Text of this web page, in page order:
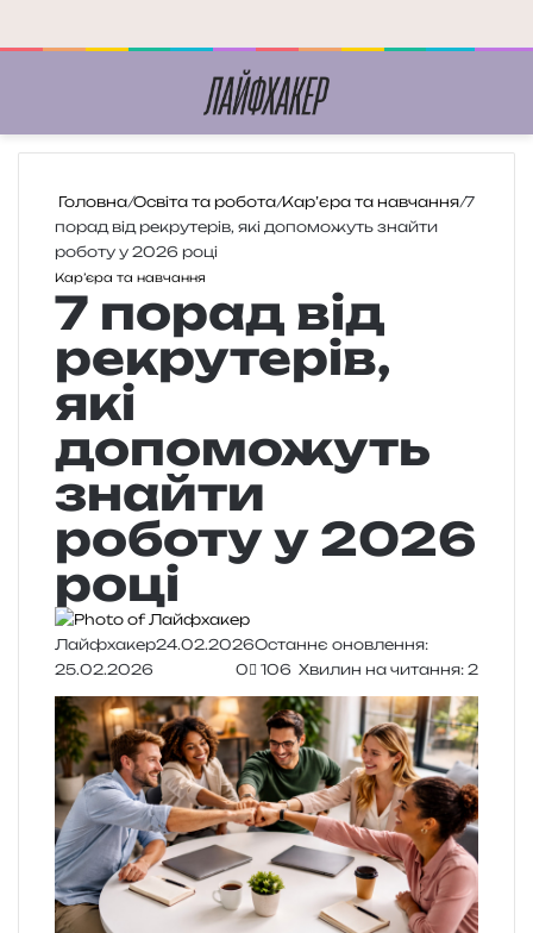
Головна/Освіта та робота/Кар’єра та навчання/7
порад від рекрутерів, які допоможуть знайти
роботу у 2026 році
Кар’єра та навчання
7 порад від
рекрутерів,
які
допоможуть
знайти
роботу у 2026
році
Лайфхакер24.02.2026Останнє оновлення:
25.02.2026
0 106 Хвилин на читання: 2